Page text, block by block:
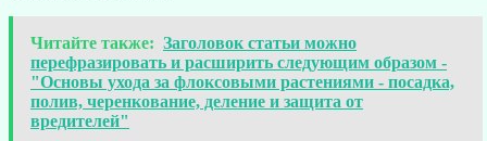
Читайте также: Заголовок статьи можно
перефразировать и расширить следующим образом -
"Основы ухода за флоксовыми растениями - посадка,
полив, черенкование, деление и защита от
вредителей"